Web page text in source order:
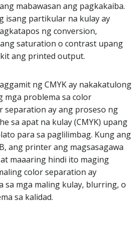
mabawasan ang pagkakaiba.
isang partikular na kulay ay
ng conversion,
saturation o contrast upang
ang printed output.
ng CMYK ay nakakatulong
mga problema sa color
separation ay ang proseso ng
sa apat na kulay (CMYK) upang
para sa paglilimbag. Kung ang
ang printer ang magsasagawa
maaaring hindi ito maging
color separation ay
sa mga maling kulay, blurring, o
sa kalidad.